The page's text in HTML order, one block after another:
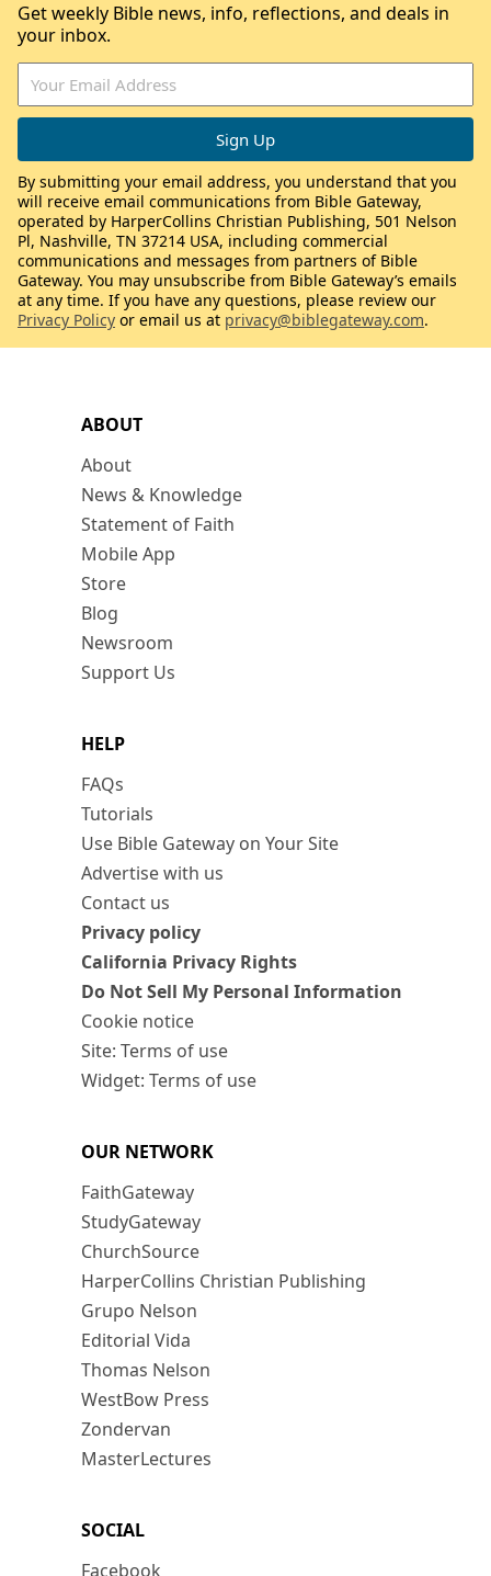
ABOUT
About
News & Knowledge
Statement of Faith
Mobile App
Store
Blog
Newsroom
Support Us
HELP
FAQs
Tutorials
Use Bible Gateway on Your Site
Advertise with us
Contact us
Privacy policy
California Privacy Rights
Do Not Sell My Personal Information
Cookie notice
Site: Terms of use
Widget: Terms of use
OUR NETWORK
FaithGateway
StudyGateway
ChurchSource
HarperCollins Christian Publishing
Grupo Nelson
Editorial Vida
Thomas Nelson
WestBow Press
Zondervan
MasterLectures
SOCIAL
Facebook
Get weekly Bible news, info, reflections, and deals in
your inbox.
By submitting your email address, you understand that you
will receive email communications from Bible Gateway,
operated by HarperCollins Christian Publishing, 501 Nelson
Pl, Nashville, TN 37214 USA, including commercial
communications and messages from partners of Bible
Gateway. You may unsubscribe from Bible Gateway’s emails
at any time. If you have any questions, please review our
Privacy Policy or email us at privacy@biblegateway.com.